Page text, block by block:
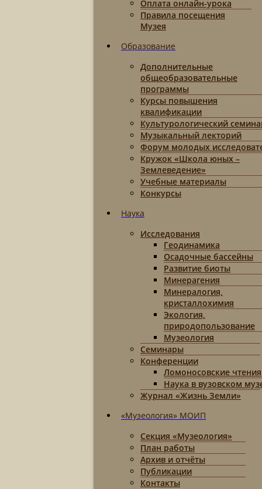
Оплата онлайн-урока
Правила посещения
Музея
Образование
Дополнительные
общеобразовательные
программы
Курсы повышения
квалификации
Культурологический
Музыкальный лекторий
Форум молодых
Кружок «Школа юных –
Землеведение»
Учебные материалы
Конкурсы
Наука
Исследования
Геодинамика
Осадочные бассейны
Развитие биоты
Минерагения
Минералогия,
кристаллохимия
Экология,
природопользование
Музеология
Семинары
Конференции
Ломоносовские чтения
Наука в вузовском
Журнал «Жизнь Земли»
«Музеология» МОИП
Секция «Музеология»
План работы
Архив и отчёты
Публикации
Контакты